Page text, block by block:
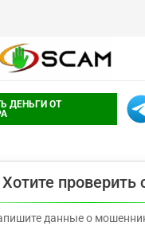
ДЕНЬГИ ОТ
Хотите проверить
данные о